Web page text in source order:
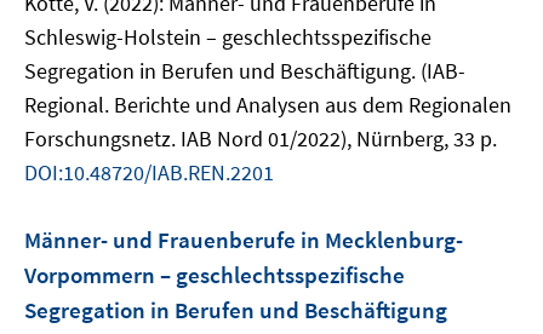
Schleswig-Holstein – geschlechtsspezifische
Segregation in Berufen und Beschäftigung. (IAB-
Regional. Berichte und Analysen aus dem Regionalen
Forschungsnetz. IAB Nord 01/2022), Nürnberg, 33 p.
DOI:10.48720/IAB.REN.2201
Männer- und Frauenberufe in Mecklenburg-
Vorpommern – geschlechtsspezifische
Segregation in Berufen und Beschäftigung